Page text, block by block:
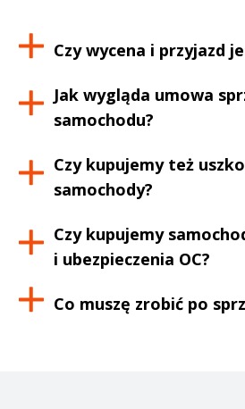
Czy wycena i przyjazd
Jak wygląda umowa
samochodu?
Czy kupujemy też
samochody?
Czy kupujemy
i ubezpieczenia OC?
Co muszę zrobić po